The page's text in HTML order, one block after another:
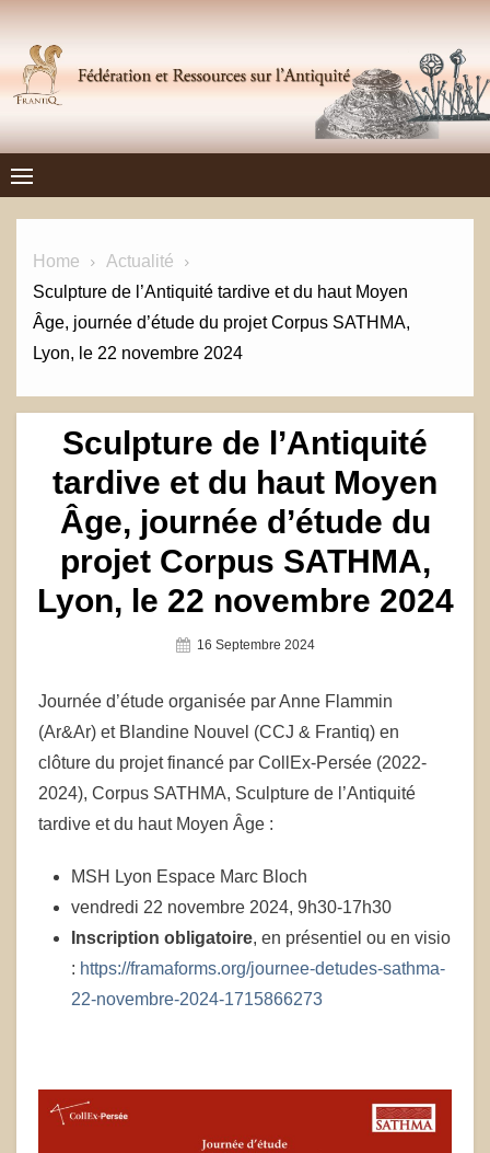
content
Frantiq
FÉDÉRATION ET RESSOURCES SUR L'ANTIQUITÉ
Home
Actualité
Sculpture de l’Antiquité tardive et du haut Moyen
Âge, journée d’étude du projet Corpus SATHMA,
Lyon, le 22 novembre 2024
Sculpture de l’Antiquité
tardive et du haut Moyen
Âge, journée d’étude du
projet Corpus SATHMA,
Lyon, le 22 novembre 2024
Posted
16 Septembre 2024
Journée d’étude organisée par Anne Flammin
(Ar&Ar) et Blandine Nouvel (CCJ & Frantiq) en
clôture du projet financé par CollEx-Persée (2022-
2024), Corpus SATHMA, Sculpture de l’Antiquité
tardive et du haut Moyen Âge :
MSH Lyon Espace Marc Bloch
vendredi 22 novembre 2024, 9h30-17h30
Inscription obligatoire, en présentiel ou en visio
: https://framaforms.org/journee-detudes-sathma-
22-novembre-2024-1715866273